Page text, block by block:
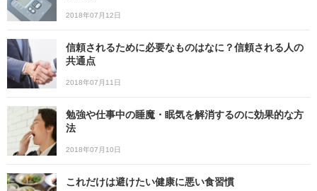
2018年07月12日
信頼されるために必要なものはなに？信頼される人の
共通点
2018年07月11日
勉強や仕事中の睡魔・眠気を解消するのに効果的な方
法
2018年07月10日
これだけは避けたい健康に悪い食習慣